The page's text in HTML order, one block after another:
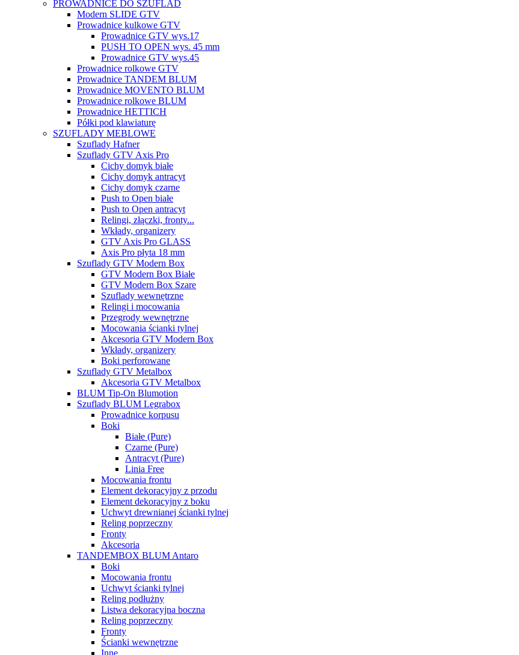
PROWADNICE DO SZUFLAD
Modern SLIDE GTV
Prowadnice kulkowe GTV
Prowadnice GTV wys.17
PUSH TO OPEN wys. 45 mm
Prowadnice GTV wys.45
Prowadnice rolkowe GTV
Prowadnice TANDEM BLUM
Prowadnice MOVENTO BLUM
Prowadnice rolkowe BLUM
Prowadnice HETTICH
Półki pod klawiaturę
SZUFLADY MEBLOWE
Szuflady Hafner
Szuflady GTV Axis Pro
Cichy domyk białe
Cichy domyk antracyt
Cichy domyk czarne
Push to Open białe
Push to Open antracyt
Relingi, złączki, fronty...
Wkłady, organizery
GTV Axis Pro GLASS
Axis Pro płyta 18 mm
Szuflady GTV Modern Box
GTV Modern Box Białe
GTV Modern Box Szare
Szuflady wewnętrzne
Relingi i mocowania
Przegrody wewnętrzne
Mocowania ścianki tylnej
Akcesoria GTV Modern Box
Wkłady, organizery
Boki perforowane
Szuflady GTV Metalbox
Akcesoria GTV Metalbox
BLUM Tip-On Blumotion
Szuflady BLUM Legrabox
Prowadnice korpusu
Boki
Białe (Pure)
Czarne (Pure)
Antracyt (Pure)
Linia Free
Mocowania frontu
Element dekoracyjny z przodu
Element dekoracyjny z boku
Uchwyt drewnianej ścianki tylnej
Reling poprzeczny
Fronty
Akcesoria
TANDEMBOX BLUM Antaro
Boki
Mocowania frontu
Uchwyt ścianki tylnej
Reling podłużny
Listwa dekoracyjna boczna
Reling poprzeczny
Fronty
Ścianki wewnętrzne
Inne